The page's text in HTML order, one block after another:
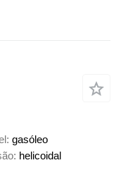
gasóleo
helicoidal